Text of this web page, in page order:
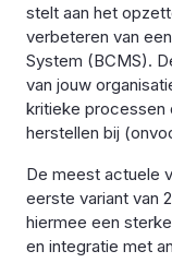
stelt aan het
verbeteren van
System (BCMS).
van jouw
kritieke processen
herstellen bij
De meest actuele
eerste variant van
hiermee een
en integratie met